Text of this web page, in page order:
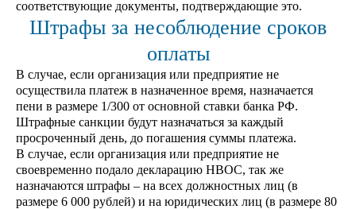
соответствующие документы, подтверждающие это.
Штрафы за несоблюдение сроков
оплаты
В случае, если организация или предприятие не
осуществила платеж в назначенное время, назначается
пени в размере 1/300 от основной ставки банка РФ.
Штрафные санкции будут назначаться за каждый
просроченный день, до погашения суммы платежа.
В случае, если организация или предприятие не
своевременно подало декларацию НВОС, так же
назначаются штрафы – на всех должностных лиц (в
размере 6 000 рублей) и на юридических лиц (в размере 80